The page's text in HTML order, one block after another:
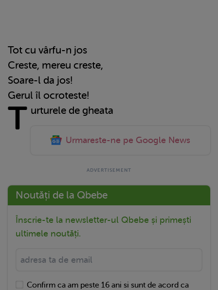
Tot cu vârfu-n jos
Creste, mereu creste,
Soare-l da jos!
Gerul îl ocroteste!
T urturele de gheata
Urmareste-ne pe Google News
Noutăți de la Qbebe
Înscrie-te la newsletter-ul Qbebe și primești
ultimele noutăți.
Confirm ca am peste 16 ani si sunt de acord ca